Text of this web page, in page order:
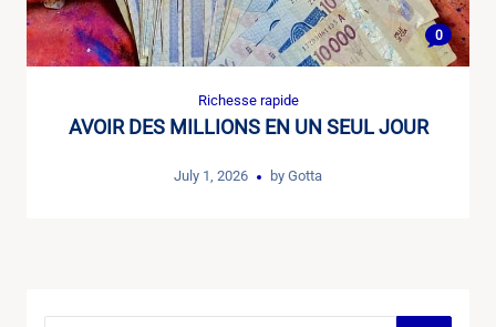
0
Richesse rapide
AVOIR DES MILLIONS EN UN SEUL JOUR
July 1, 2026 by Gotta